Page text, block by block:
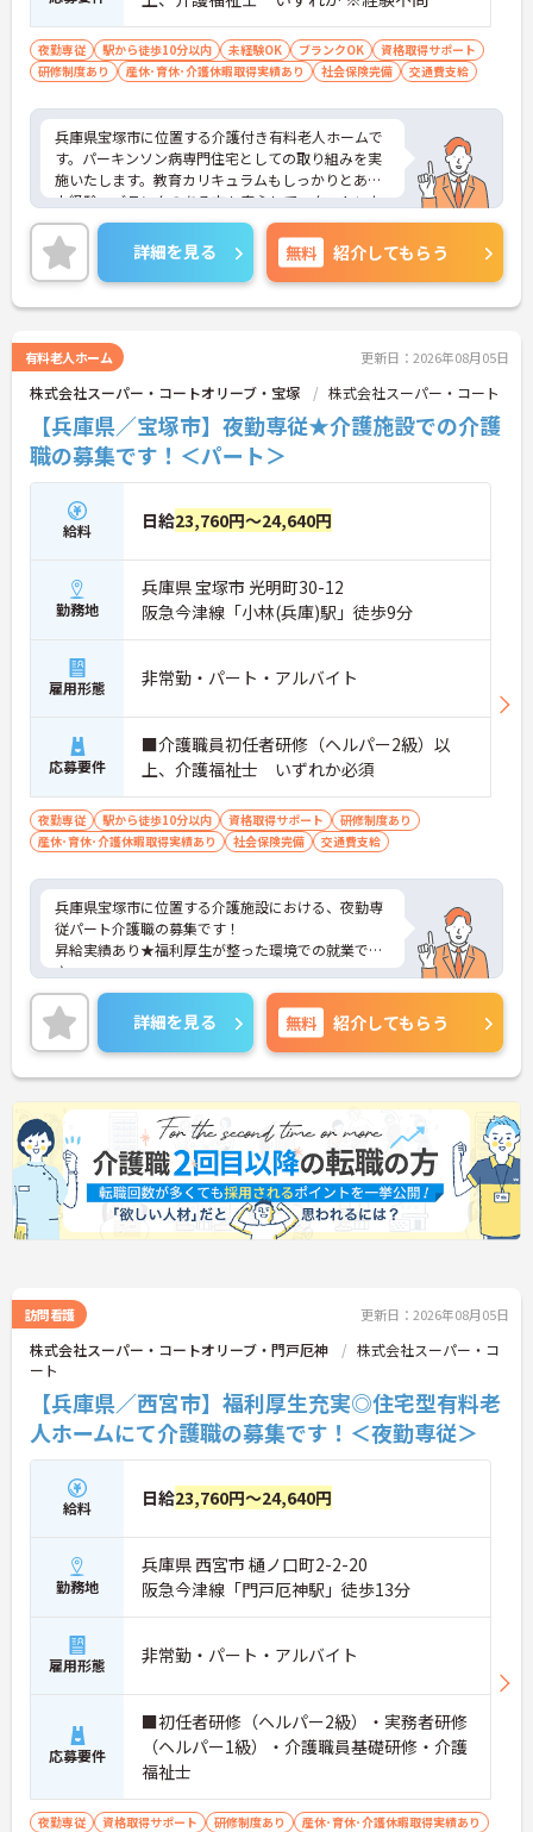
夜勤専従 駅から徒歩10分以内 未経験OK ブランクOK
資格取得サポート
研修制度あり
産休･育休･介護休暇取得実績あり 社会保険完備 交通費支給
兵庫県宝塚市に位置する介護付き有料老人ホームで
す。パーキンソン病専門住宅としての取り組みを実
施いたします。教育カリキュラムもしっかりとあり
未経験・ブランクのある方も安心してスタートいた
だけます。週2日～、1回のご勤務でしっかり稼ぎた
い方にもおすすめです。
ご興味ある方には、面接対策ポイントなど、さらに
詳細をお話しいたしますのでお気軽にご相談くださ
い！
詳細を見る 無料 紹介してもらう
有料老人ホーム 更新日：2026年08月05日
株式会社スーパー・コートオリーブ・宝塚 株式会社スーパー・コート
【兵庫県／宝塚市】夜勤専従★介護施設での介護
職の募集です！＜パート＞
給料 日給23,760円～24,640円
勤務地
兵庫県 宝塚市 光明町30-12
阪急今津線「小林(兵庫)駅」徒歩9分
雇用形態 非常勤・パート・アルバイト
応募要件
■介護職員初任者研修（ヘルパー2級）以
上、介護福祉士 いずれか必須
夜勤専従 駅から徒歩10分以内 資格取得サポート
研修制度あり
産休･育休･介護休暇取得実績あり
社会保険完備 交通費支給
兵庫県宝塚市に位置する介護施設における、夜勤専
従パート介護職の募集です！
昇給実績あり★福利厚生が整った環境での就業です
♪
ご興味ある方には、面接対策ポイントなど、さらに
詳細をお話しいたしますのでお気軽にご相談くださ
い。
詳細を見る 無料 紹介してもらう
訪問看護 更新日：2026年08月05日
株式会社スーパー・コートオリーブ・門戸厄神
株式会社スーパー・コ
ート
【兵庫県／西宮市】福利厚生充実◎住宅型有料老
人ホームにて介護職の募集です！＜夜勤専従＞
給料 日給23,760円～24,640円
勤務地
兵庫県 西宮市 樋ノ口町2-2-20
阪急今津線「門戸厄神駅」徒歩13分
雇用形態 非常勤・パート・アルバイト
応募要件
■初任者研修（ヘルパー2級）・実務者研修
（ヘルパー1級）・介護職員基礎研修・介護
福祉士
夜勤専従 資格取得サポート 研修制度あり
産休･育休･介護休暇取得実績あり